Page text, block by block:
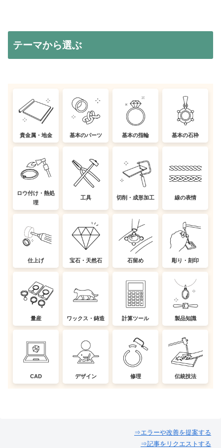
テーマから選ぶ
貴金属・地金 基本のパーツ 基本の指輪 基本の石枠
ロウ付け・熱処
理
工具 切削・成形加工 線の表情
仕上げ 宝石・天然石 石留め 彫り・刻印
量産 ワックス・鋳造 計算ツール 製品知識
CAD デザイン 修理 伝統技法
⇒エラーや改善を提案する
⇒記事をリクエストする